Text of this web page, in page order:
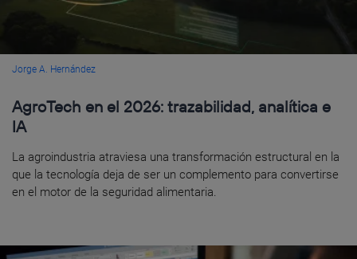
Jorge A. Hernández
AgroTech en el 2026: trazabilidad, analítica e
IA
La agroindustria atraviesa una transformación estructural en la
que la tecnología deja de ser un complemento para convertirse
en el motor de la seguridad alimentaria.